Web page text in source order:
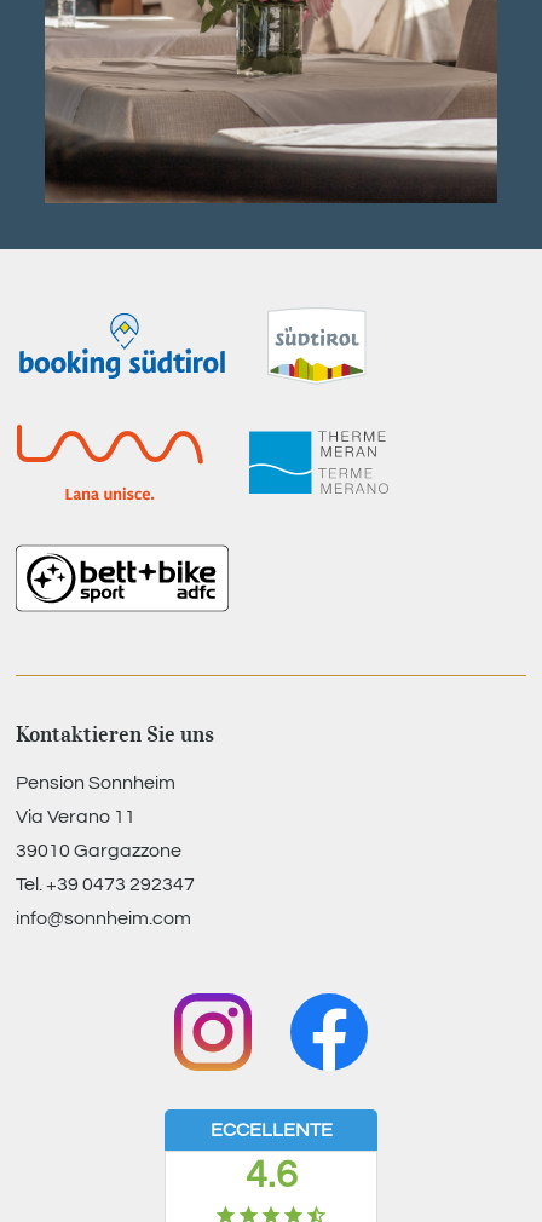
Kontaktieren Sie uns
Pension Sonnheim
Via Verano 11
39010 Gargazzone
Tel.+39 0473 292347
info@sonnheim.com
ECCELLENTE
4.6